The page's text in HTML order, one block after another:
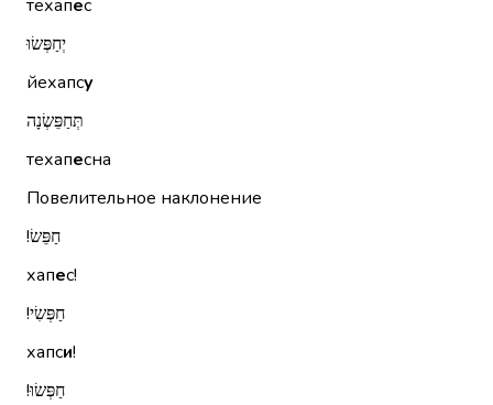
техапес
יְחַפְּשׂוּ
йехапсу
תְּחַפֵּשְׂנָה
техапесна
Повелительное наклонение
חַפֵּשׂ!‏
хапес!
חַפְּשִׂי!‏
хапси!
חַפְּשׂוּ!‏